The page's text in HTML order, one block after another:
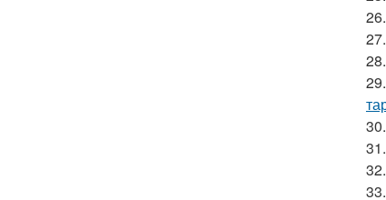
26.
27.
28.
29.
30.
31.
32.
33.